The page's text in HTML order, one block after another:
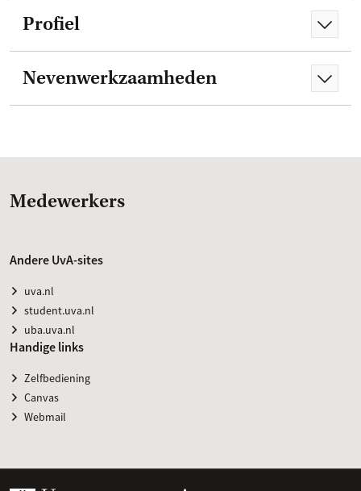
Profiel
Nevenwerkzaamheden
Medewerkers
Andere UvA-sites
uva.nl
student.uva.nl
uba.uva.nl
Handige links
Zelfbediening
Canvas
Webmail